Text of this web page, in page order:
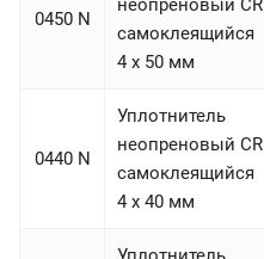
0450 N
неопреновый CR
самоклеящийся
4 х 50 мм
0440 N
Уплотнитель
неопреновый CR
самоклеящийся
4 х 40 мм